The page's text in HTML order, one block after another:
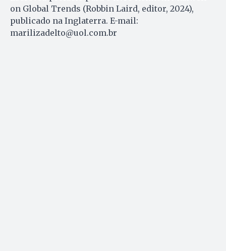
on Global Trends (Robbin Laird, editor, 2024),
publicado na Inglaterra. E-mail:
marilizadelto@uol.com.br